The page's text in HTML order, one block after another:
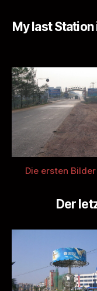
My last Station
Die ersten
Der